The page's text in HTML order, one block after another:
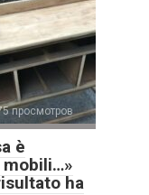
просмотров
è
ha